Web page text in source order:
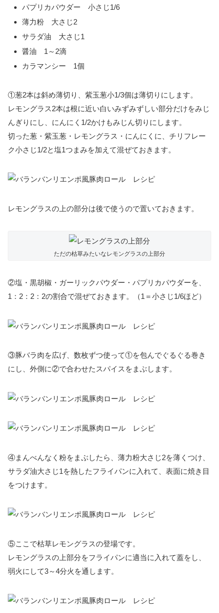
パプリカパウダー 小さじ1/6
薄力粉 大さじ2
サラダ油 大さじ1
醤油 1～2滴
カラマンシー 1個
①葱2本は斜め薄切り、紫玉葱小1/3個は薄切りにします。
レモングラス2本は根に近い白いみずみずしい部分だけをみじ
んぎりにし、にんにく1/2かけもみじん切りにします。
切った葱・紫玉葱・レモングラス・にんにくに、チリフレー
ク小さじ1/2と塩1つまみを加えて混ぜておきます。
レモングラスの上の部分は後で使うので置いておきます。
ただの枯草みたいなレモングラスの上部分
②塩・黒胡椒・ガーリックパウダー・パプリカパウダーを、
1：2：2：2の割合で混ぜておきます。（1＝小さじ1/6ほど）
③豚バラ肉を広げ、数枚ずつ使って①を包んでぐるぐる巻き
にし、外側に②で合わせたスパイスをまぶします。
④まんべんなく粉をまぶしたら、薄力粉大さじ2を薄くつけ、
サラダ油大さじ1を熱したフライパンに入れて、表面に焼き目
をつけます。
⑤ここで枯草レモングラスの登場です。
レモングラスの上部分をフライパンに適当に入れて蓋をし、
弱火にして3～4分火を通します。